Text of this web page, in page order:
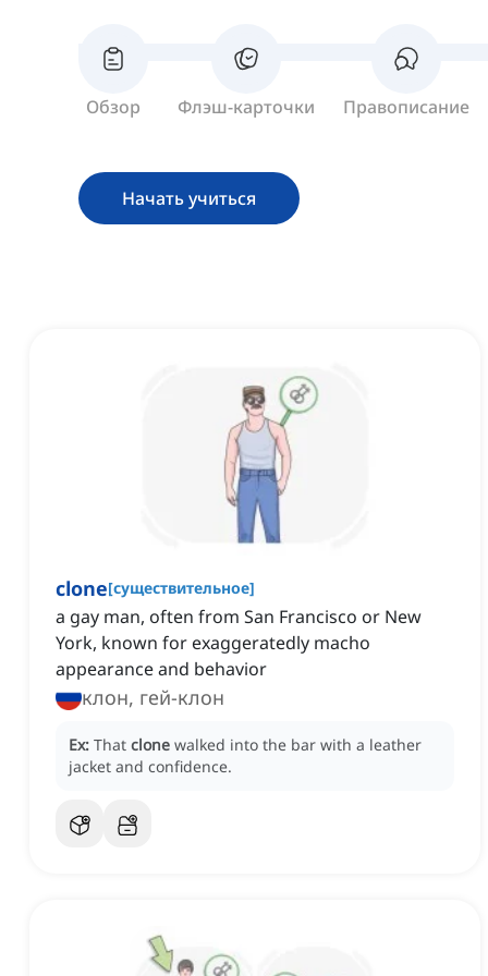
Обзор Флэш-карточки Правописание
Начать учиться
clone[существительное]
a gay man, often from San Francisco or New
York, known for exaggeratedly macho
appearance and behavior
клон, гей-клон
Ex: That clone walked into the bar with a leather
jacket and confidence.